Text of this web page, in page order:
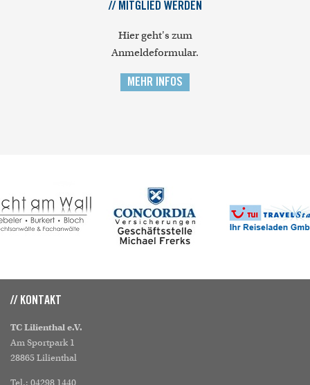
// MITGLIED WERDEN
Hier geht's zum
Anmeldeformular.
MEHR INFOS
// KONTAKT
TC Lilienthal e.V.
Am Sportpark 1
28865 Lilienthal